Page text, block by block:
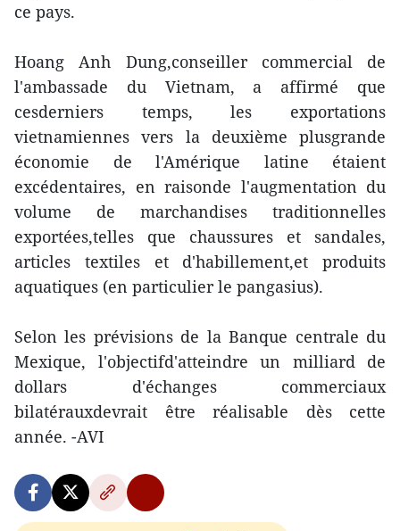
ce pays.
Hoang Anh Dung,conseiller commercial de
l'ambassade du Vietnam, a affirmé que
cesderniers temps, les exportations
vietnamiennes vers la deuxième plusgrande
économie de l'Amérique latine étaient
excédentaires, en raisonde l'augmentation du
volume de marchandises traditionnelles
exportées,telles que chaussures et sandales,
articles textiles et d'habillement,et produits
aquatiques (en particulier le pangasius).
Selon les prévisions de la Banque centrale du
Mexique, l'objectifd'atteindre un milliard de
dollars d'échanges commerciaux
bilatérauxdevrait être réalisable dès cette
année. -AVI